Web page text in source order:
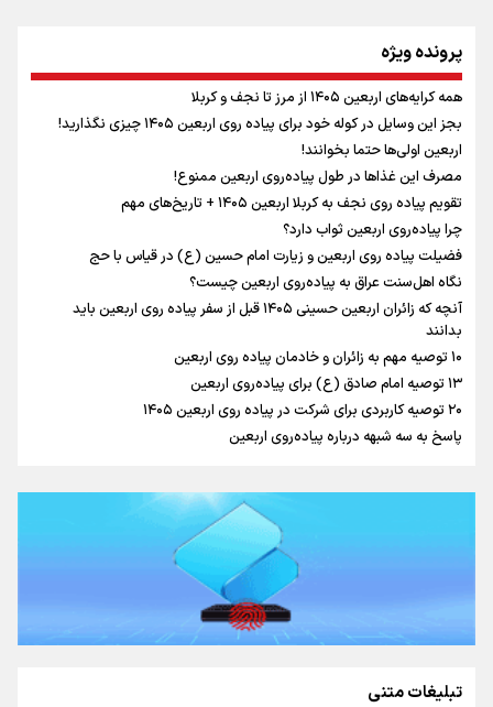
نگاه تمدنی رهبر شهید به فضای مجازی
رابطه کارگر و کارفرما در اندیشه رهبر شهید: از تضاد به
زوجیت
اینفو برنا / توصیه‌هایی طلایی برای پیاده روی اربعین
اینفو برنا / جدول کامل فاصله مرز شلمچه تا شهرهای زیارتی
عراق
پرونده ویژه
همه کرایه‌های اربعین ۱۴۰۵ از مرز تا نجف و کربلا
بجز این وسایل در کوله خود برای پیاده روی اربعین ۱۴۰۵ چیزی نگذارید!
اربعین اولی‌ها حتما بخوانند!
مصرف این غذاها در طول پیاده‌روی اربعین ممنوع!
تقویم پیاده روی نجف به کربلا اربعین ۱۴۰۵ + تاریخ‌های مهم
چرا پیاده‌روی اربعین ثواب دارد؟
فضیلت پیاده روی اربعین و زیارت امام حسین (ع) در قیاس با حج
نگاه اهل‌سنت عراق به پیاده‌روی اربعین چیست؟
آنچه که زائران اربعین حسینی ۱۴۰۵ قبل از سفر پیاده روی اربعین باید
بدانند
۱۰ توصیه مهم به زائران و خادمان پیاده روی اربعین
۱۳ توصیه امام صادق (ع) برای پیاده‌روی اربعین
۲۰ توصیه کاربردی برای شرکت در پیاده روی اربعین ۱۴۰۵
پاسخ به سه‌ شبهه درباره پیاده‌روی اربعین
تبلیغات متنی